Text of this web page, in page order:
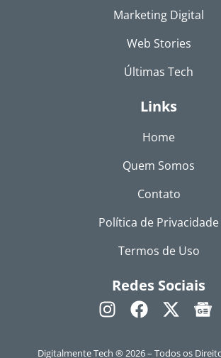
Marketing Digital
Web Stories
Últimas Tech
Links
Home
Quem Somos
Contato
Política de Privacidade
Termos de Uso
Redes Sociais
Digitalmente Tech ® 2026 – Todos os